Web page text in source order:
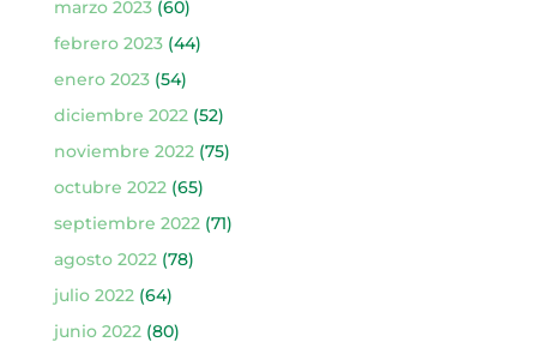
marzo 2023(60)
febrero 2023(44)
enero 2023(54)
diciembre 2022(52)
noviembre 2022(75)
octubre 2022(65)
septiembre 2022(71)
agosto 2022(78)
julio 2022(64)
junio 2022(80)